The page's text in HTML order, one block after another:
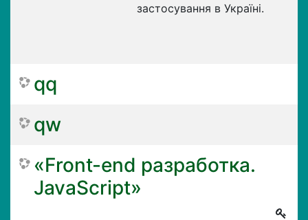
застосування в Україні.
qq
qw
«Front-end разработка.
JavaScript»